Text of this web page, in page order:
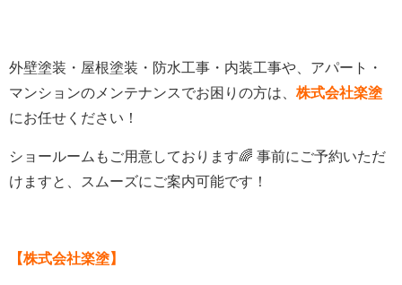
外壁塗装・屋根塗装・防水工事・内装工事や、アパート・
マンションのメンテナンスでお困りの方は、 株式会社楽塗
にお任せください！
ショールームもご用意しております🌈 事前にご予約いただ
けますと、スムーズにご案内可能です！
【株式会社楽塗】